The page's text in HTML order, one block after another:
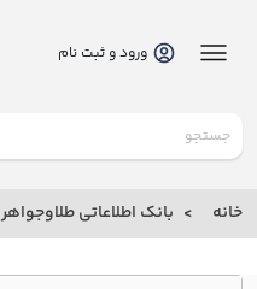
بانک
بانک
اطلاعاتی
ورود و ثبت نام
خانه بانک اطلاعاتی طلاوجواهر